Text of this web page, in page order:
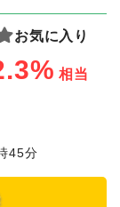
お気に入り
相当
45分